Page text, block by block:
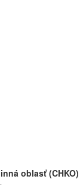
oblasť (CHKO)